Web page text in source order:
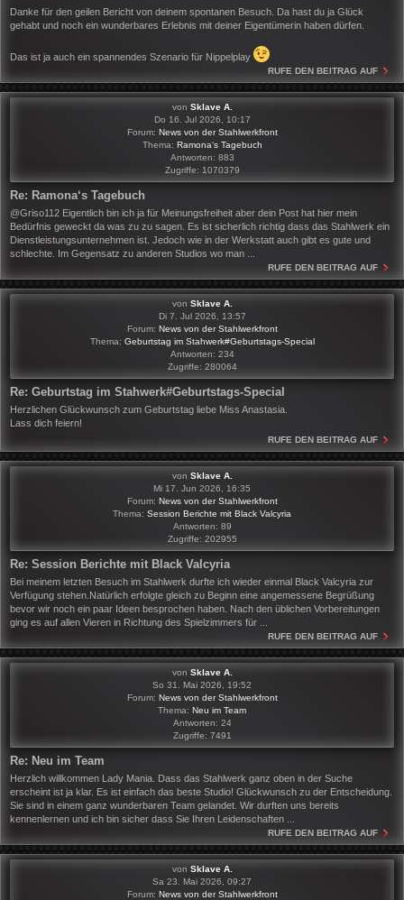
Danke für den geilen Bericht von deinem spontanen Besuch. Da hast du ja Glück
gehabt und noch ein wunderbares Erlebnis mit deiner Eigentümerin haben dürfen.
Das ist ja auch ein spannendes Szenario für Nippelplay
RUFE DEN BEITRAG AUF
von Sklave A.
Do 16. Jul 2026, 10:17
Forum: News von der Stahlwerkfront
Thema: Ramona‘s Tagebuch
Antworten: 883
Zugriffe: 1070379
Re: Ramona‘s Tagebuch
@Griso112 Eigentlich bin ich ja für Meinungsfreiheit aber dein Post hat hier mein
Bedürfnis geweckt da was zu zu sagen. Es ist sicherlich richtig dass das Stahlwerk ein
Dienstleistungsunternehmen ist. Jedoch wie in der Werkstatt auch gibt es gute und
schlechte. Im Gegensatz zu anderen Studios wo man ...
RUFE DEN BEITRAG AUF
von Sklave A.
Di 7. Jul 2026, 13:57
Forum: News von der Stahlwerkfront
Thema: Geburtstag im Stahwerk#Geburtstags-Special
Antworten: 234
Zugriffe: 280064
Re: Geburtstag im Stahwerk#Geburtstags-Special
Herzlichen Glückwunsch zum Geburtstag liebe Miss Anastasia.
Lass dich feiern!
RUFE DEN BEITRAG AUF
von Sklave A.
Mi 17. Jun 2026, 16:35
Forum: News von der Stahlwerkfront
Thema: Session Berichte mit Black Valcyria
Antworten: 89
Zugriffe: 202955
Re: Session Berichte mit Black Valcyria
Bei meinem letzten Besuch im Stahlwerk durfte ich wieder einmal Black Valcyria zur
Verfügung stehen.Natürlich erfolgte gleich zu Beginn eine angemessene Begrüßung
bevor wir noch ein paar Ideen besprochen haben. Nach den üblichen Vorbereitungen
ging es auf allen Vieren in Richtung des Spielzimmers für ...
RUFE DEN BEITRAG AUF
von Sklave A.
So 31. Mai 2026, 19:52
Forum: News von der Stahlwerkfront
Thema: Neu im Team
Antworten: 24
Zugriffe: 7491
Re: Neu im Team
Herzlich willkommen Lady Mania. Dass das Stahlwerk ganz oben in der Suche
erscheint ist ja klar. Es ist einfach das beste Studio! Glückwunsch zu der Entscheidung.
Sie sind in einem ganz wunderbaren Team gelandet. Wir durften uns bereits
kennenlernen und ich bin sicher dass Sie Ihren Leidenschaften ...
RUFE DEN BEITRAG AUF
von Sklave A.
Sa 23. Mai 2026, 09:27
Forum: News von der Stahlwerkfront